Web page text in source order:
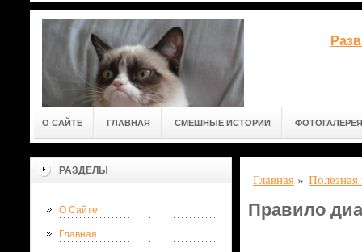
О САЙТЕ ГЛАВНАЯ СМЕШНЫЕ ИСТОРИИ ФОТОГАЛЕРЕЯ
РАЗДЕЛЫ
О Сайте
Главная
Главная »
Правило